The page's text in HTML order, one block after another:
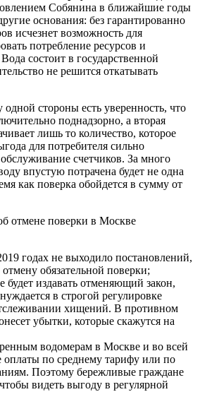
Собянина в ближайшие годы
основания: без гарантированно
исчезнет возможность для
потребление ресурсов и
состоит в государственной
не решится откатывать
одной стороны есть уверенность, что
поднадзорно, а вторая
лишь то количество, которое
для потребителя сильно
счетчиков. За много
впустую потрачена будет не одна
как поверка обойдется в сумму от
отмене поверки в Москве
годах не выходило постановлений,
обязательной поверки;
будет издавать отменяющий закон,
в строгой регулировке
хищений. В противном
убытки, которые скажутся на
водомерам в Москве и во всей
оплаты по среднему тарифу или по
Поэтому бережливые граждане
видеть выгоду в регулярной